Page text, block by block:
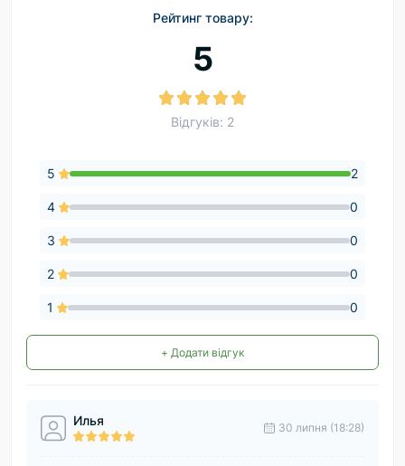
Рейтинг товару:
5
Відгуків: 2
5 2
4 0
3 0
2 0
1 0
+ Додати відгук
Илья 30 липня (18:28)